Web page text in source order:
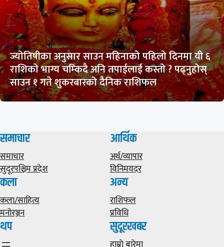
ज्योतिषीका अनुसार साउन महिनाको पहिलो दिनमा यी ६
राशिको भाग्य चम्किदै अनि तपाईलाई कस्तो ? पढ्नुहोस्
साउन १ गते शुकरबारको दैनिक राशिफल
समाचार
समाचार
सुदूरपश्चिम प्रदेश
आर्थिक
अर्थ/व्यापार
विनिमयदर
कला
कला/साहित्य
मनोरञ्जन
अन्य
राशिफल
प्रविधि
थप सुदूरखबर